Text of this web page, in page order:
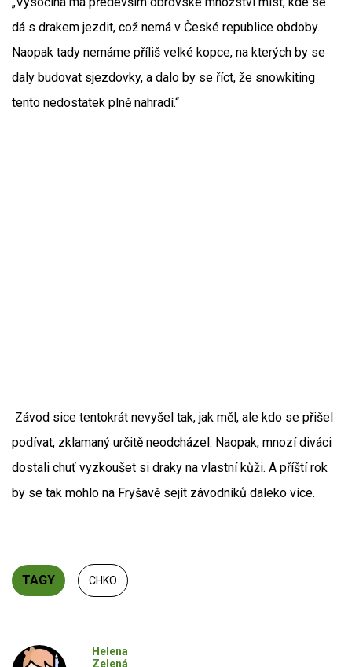
dá s drakem jezdit, což nemá v České republice obdoby.
Naopak tady nemáme příliš velké kopce, na kterých by se
daly budovat sjezdovky, a dalo by se říct, že snowkiting
tento nedostatek plně nahradí.“
Závod sice tentokrát nevyšel tak, jak měl, ale kdo se přišel
podívat, zklamaný určitě neodcházel. Naopak, mnozí diváci
dostali chuť vyzkoušet si draky na vlastní kůži. A příští rok
by se tak mohlo na Fryšavě sejít závodníků daleko více.
TAGY CHKO
Helena
Zelená